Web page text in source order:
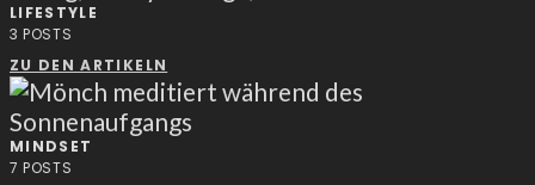
LIFESTYLE
3 POSTS
ZU DEN ARTIKELN
MINDSET
7 POSTS